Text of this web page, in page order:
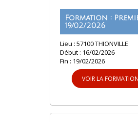
Formation :
19/02/2026
Lieu : 57100 THIONVILLE
Début : 16/02/2026
Fin : 19/02/2026
VOIR LA FORMATION